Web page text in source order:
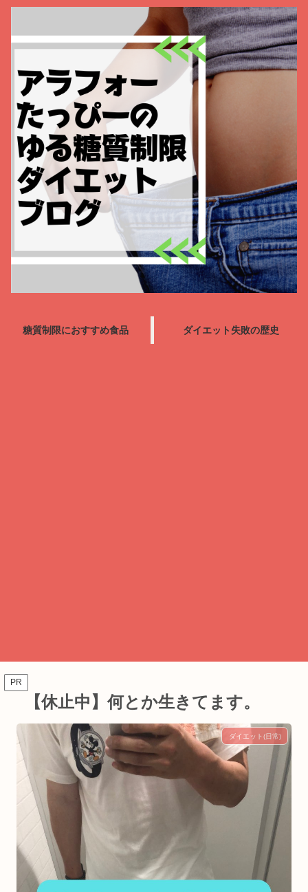
糖質制限におすすめ食品 ダイエット失敗の歴史
PR
【休止中】何とか生きてます。
ダイエット(日常)